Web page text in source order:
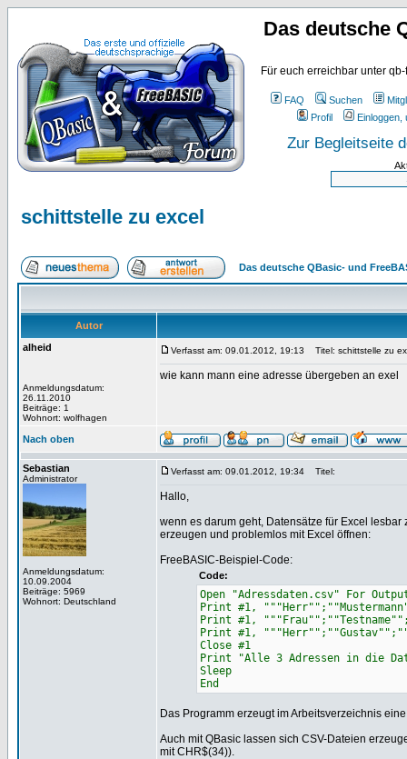
Das deutsche
Für euch erreichbar unter
FAQ Suchen
Profil
Einloggen,
Zur Begleitseite
schittstelle zu excel
Das deutsche QBasic- und
Autor
alheid
Anmeldungsdatum:
26.11.2010
Beiträge: 1
Wohnort: wolfhagen
Verfasst am: 09.01.2012, 19:13 Titel: schittstelle zu
wie kann mann eine adresse übergeben an exel
Nach oben
Sebastian
Administrator
Anmeldungsdatum:
10.09.2004
Beiträge: 5969
Wohnort: Deutschland
Verfasst am: 09.01.2012, 19:34 Titel:
Hallo,
wenn es darum geht, Datensätze für Excel
erzeugen und problemlos mit Excel öffnen:
FreeBASIC-Beispiel-Code:
Code:
Open "Adressdaten.csv" For
Print #1,
Print #1,
Print #1,
Close #1
Print "Alle 3 Adressen in die
Sleep
End
Das Programm erzeugt im Arbeitsverzeichnis
Auch mit QBasic lassen sich CSV-Dateien
mit CHR$(34)).